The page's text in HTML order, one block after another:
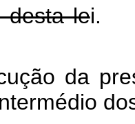
desta lei.
da